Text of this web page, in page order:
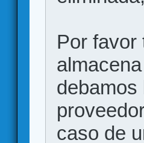
Por favor
debamos
caso de